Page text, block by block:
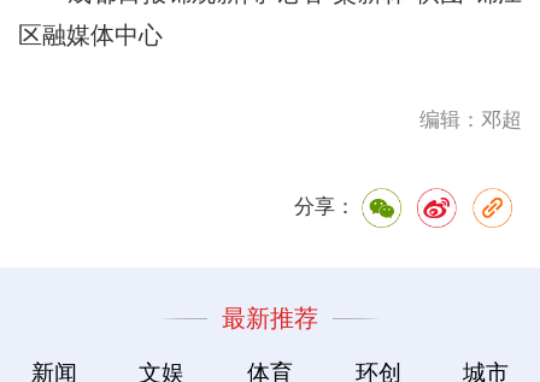
区融媒体中心
编辑：邓超
分享：
最新推荐
新闻 文娱 体育 环创 城市